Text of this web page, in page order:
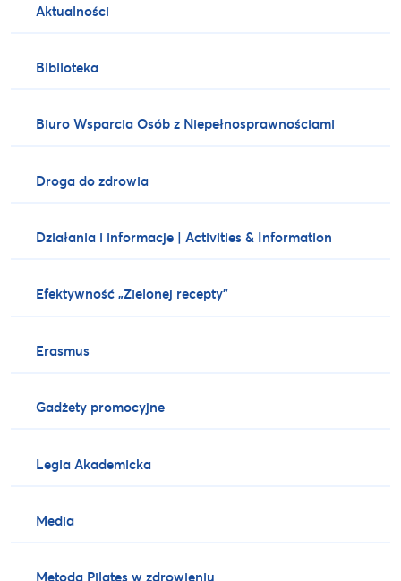
Aktualności
Biblioteka
Biuro Wsparcia Osób z Niepełnosprawnościami
Droga do zdrowia
Działania i informacje | Activities & Information
Efektywność „Zielonej recepty”
Erasmus
Gadżety promocyjne
Legia Akademicka
Media
Metoda Pilates w zdrowieniu